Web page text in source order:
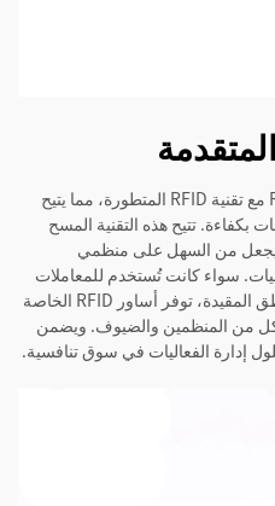
يتم دمج كل سوار من السليكون RFID مع تقنية RFID المتطورة، مما يتيح
بكفاءة. تتيح هذه التقنية المسح
يجعل من السهل على منظمي
سواء كانت تُستخدم للمعاملات
دون نقدية أو الدخول الآمن إلى المناطق المقيدة، توفر أساور RFID الخاصة
لكل من المنظمين والضيوف. ويضمن
إدارة الفعاليات في سوق تنافسية.